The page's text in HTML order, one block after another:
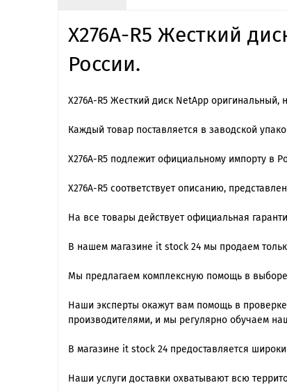
X276A-R5 Жесткий
России.
X276A-R5 Жесткий диск NetApp оригинальный,
Каждый товар поставляется в заводской
X276A-R5 подлежит официальному импорту в
X276A-R5 cоответствует описанию,
На все товары действует официальная
В нашем магазине it stock 24 мы продаем
Мы предлагаем комплексную помощь в
Наши эксперты окажут вам помощь в
производителями, и мы регулярно обучаем
В магазине it stock 24 предоставляется
Наши услуги доставки охватывают всю